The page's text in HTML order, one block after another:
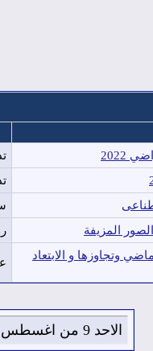
2022
المزيفة
وتجاوزها و الابتعاد
الاحد 9 من اغسطس 2026 , الساعة الان 10:07:33 صباحاً.